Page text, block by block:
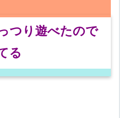
つり遊べたので
る